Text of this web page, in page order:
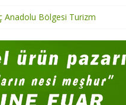
Bölgesi Turizm
İç Anadolu Bölgesi Turizm
Bölgesi Yöresel
Ege Bölgesi Yöresel Ürünler
Bölgesi Turizm